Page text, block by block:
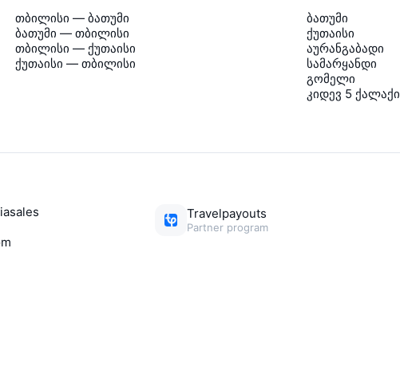
თბილისი — ბათუმი
ბათუმი — თბილისი
თბილისი — ქუთაისი
ქუთაისი — თბილისი
ბათუმი
ქუთაისი
აურანგაბადი
სამარყანდი
გომელი
კიდევ 5 ქალაქი
Travelpayouts
Partner program